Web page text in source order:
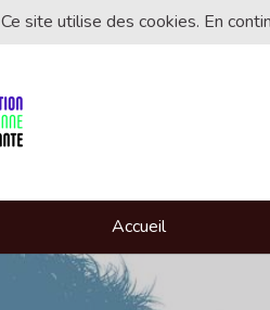
Ce site utilise des cookies. En
Accueil